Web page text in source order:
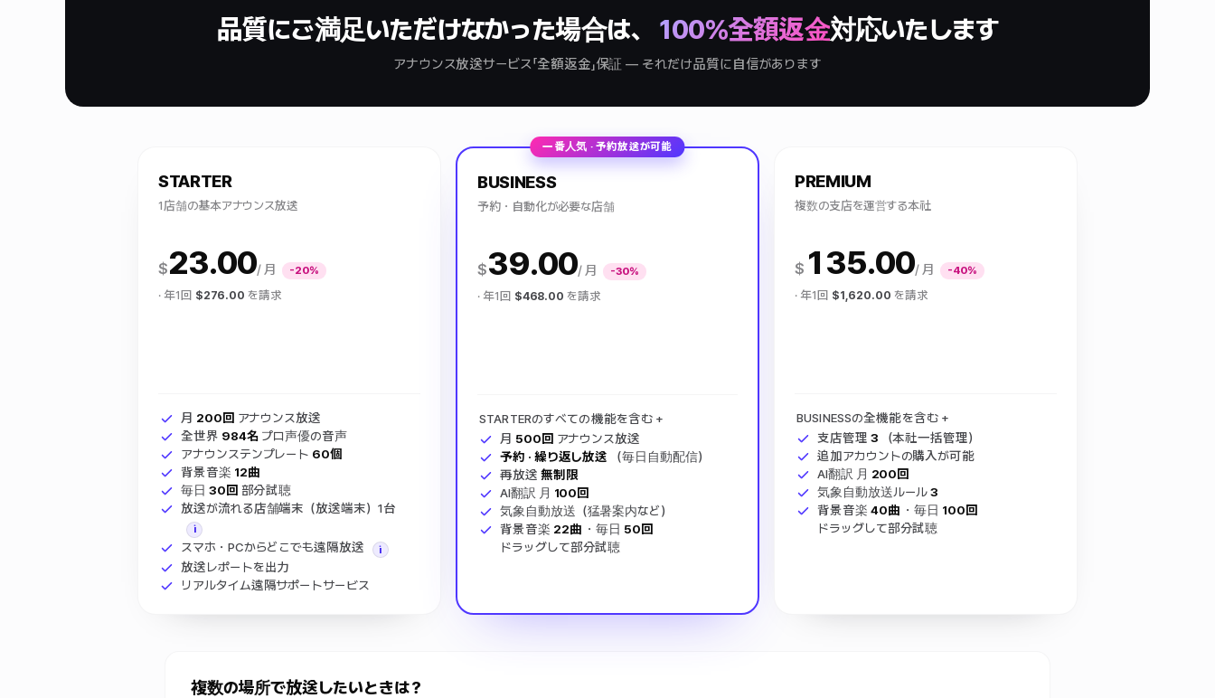
品質にご満足いただけなかった場合は、 100％全額返金対応いたします
アナウンス放送サービス「全額返金」保証 — それだけ品質に自信があります
STARTER
1店舗の基本アナウンス放送
$23.00/ 月 -20%
· 年1回 $276.00 を請求
月 200回 アナウンス放送
全世界 984名 プロ声優の音声
アナウンステンプレート 60個
背景音楽 12曲
毎日 30回 部分試聴
放送が流れる店舗端末（放送端末）1台
i
スマホ・PCからどこでも遠隔放送 i
放送レポートを出力
リアルタイム遠隔サポートサービス
一番人気 · 予約放送が可能
BUSINESS
予約・自動化が必要な店舗
$39.00/ 月 -30%
· 年1回 $468.00 を請求
STARTERのすべての機能を含む +
月 500回 アナウンス放送
予約 · 繰り返し放送 （毎日自動配信）
再放送 無制限
AI翻訳 月 100回
気象自動放送（猛暑案内など）
背景音楽 22曲 ・毎日 50回
ドラッグして部分試聴
PREMIUM
複数の支店を運営する本社
$ 135.00/ 月 -40%
· 年1回 $1,620.00 を請求
BUSINESSの全機能を含む +
支店管理 3 （本社一括管理）
追加アカウントの購入が可能
AI翻訳 月 200回
気象自動放送ルール3
背景音楽 40曲 ・毎日 100回
ドラッグして部分試聴
複数の場所で放送したいときは？